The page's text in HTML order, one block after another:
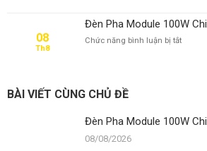
08
Th8
Đèn Pha Module 100W
Chức năng bình luận bị tắtở
Nhà
BÀI VIẾT CÙNG CHỦ ĐỀ
Đèn Pha Module 100W
08/08/2026